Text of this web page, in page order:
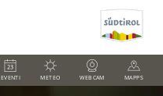
EVENTI METEO WEBCAM MAPPS